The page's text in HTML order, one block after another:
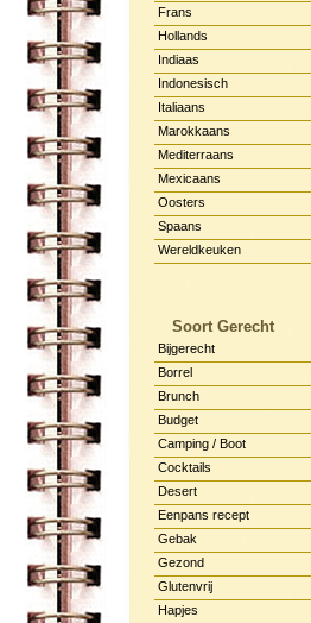
Frans
Hollands
Indiaas
Indonesisch
Italiaans
Marokkaans
Mediterraans
Mexicaans
Oosters
Spaans
Wereldkeuken
Soort Gerecht
Bijgerecht
Borrel
Brunch
Budget
Camping / Boot
Cocktails
Desert
Eenpans recept
Gebak
Gezond
Glutenvrij
Hapjes